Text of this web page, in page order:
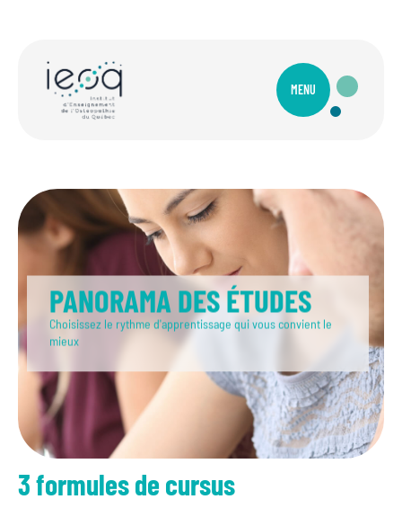
MENU
PANORAMA DES ÉTUDES
Choisissez le rythme d'apprentissage qui vous convient le
mieux
3 formules de cursus